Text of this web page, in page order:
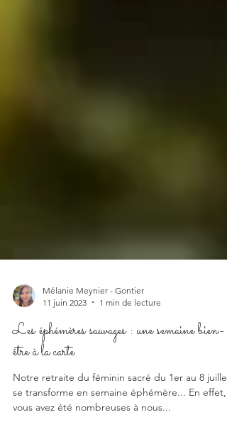
11 juin 2023
Les éphémères sauvages : une semaine bien-
être à la carte
Notre retraite du féminin sacré du 1er au 8 juillet
se transforme en semaine éphémère... En effet,